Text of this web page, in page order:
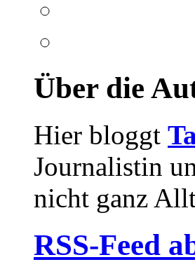
Über die
Hier bloggt
Journalistin
nicht ganz
RSS-Feed